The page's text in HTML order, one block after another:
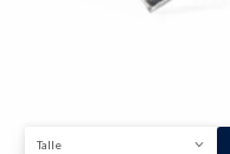
Talle